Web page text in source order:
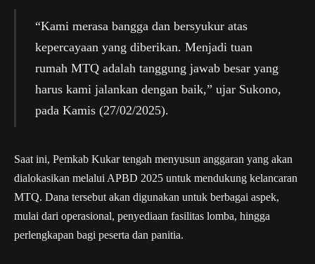
“Kami merasa bangga dan bersyukur atas
kepercayaan yang diberikan. Menjadi tuan
rumah MTQ adalah tanggung jawab besar yang
harus kami jalankan dengan baik,” ujar Sukono,
pada Kamis (27/02/2025).
Saat ini, Pemkab Kukar tengah menyusun anggaran yang akan
dialokasikan melalui APBD 2025 untuk mendukung kelancaran
MTQ. Dana tersebut akan digunakan untuk berbagai aspek,
mulai dari operasional, penyediaan fasilitas lomba, hingga
perlengkapan bagi peserta dan panitia.